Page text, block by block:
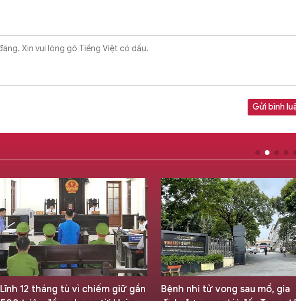
Gửi bình
Lĩnh 12 tháng tù vì chiếm giữ gần
Bệnh nhi tử vong sau mổ, gia